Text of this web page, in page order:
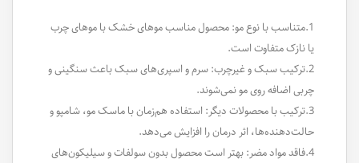
1.متناسب با نوع مو: محصول مناسب موهای خشک با موهای چرب
یا نازک متفاوت است.
2.ترکیب سبک و غیرچرب: سرم و اسپری‌های سبک باعث سنگینی و
چربی اضافه روی مو نمی‌شوند.
3.ترکیب با محصولات دیگر: استفاده هم‌زمان با ماسک مو، شامپو و
حالت‌دهنده‌ها، اثر درمان را افزایش می‌دهد.
4.فاقد مواد مضر: بهتر است محصول بدون سولفات و سیلیکون‌های